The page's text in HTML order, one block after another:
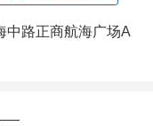
中路正商航海广场A